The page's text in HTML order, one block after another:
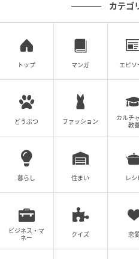
（服のプライスなど詳細へ）
≫【全37スタイルの実例】
「身についている」コーデ
カテゴ
トップ マンガ エピソ
どうぶつ ファッション
カルチ
教
暮らし 住まい レシ
ビジネス・マ
ネー
クイズ 恋